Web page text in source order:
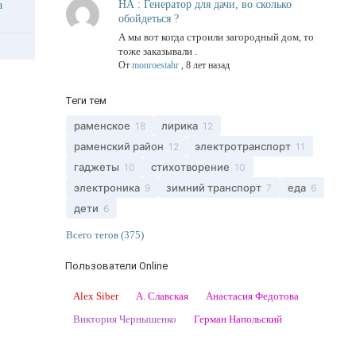
НА : Генератор для дачи, во сколько
обойдеться ?
А мы вот когда строили загородный дом, то
тоже заказывали .
Отmonroestahr ,8 лет назад
Теги тем
раменское 18 лирика 12
раменский район 12 электротранспорт 11
гаджеты 10 стихотворение 10
электроника 9 зимний транспорт 7 еда 6
дети 6
Всего тегов (375)
Пользователи Online
Alex Siber А. Славская
Анастасия Федотова
Виктория Чернышенко
Герман Напольский